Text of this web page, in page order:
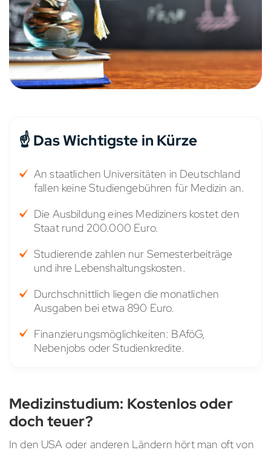
☝️ Das Wichtigste in Kürze
An staatlichen Universitäten in Deutschland
fallen keine Studiengebühren für Medizin an.
Die Ausbildung eines Mediziners kostet den
Staat rund 200.000 Euro.
Studierende zahlen nur Semesterbeiträge
und ihre Lebenshaltungskosten.
Durchschnittlich liegen die monatlichen
Ausgaben bei etwa 890 Euro.
Finanzierungsmöglichkeiten: BAföG,
Nebenjobs oder Studienkredite.
Medizinstudium: Kostenlos oder
doch teuer?
In den USA oder anderen Ländern hört man oft von